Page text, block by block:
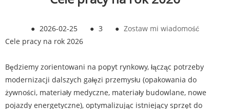
● 2026-02-25 ● 3 ● Zostaw mi wiadomość
Cele pracy na rok 2026
Będziemy zorientowani na popyt rynkowy, łącząc potrzeby
modernizacji dalszych gałęzi przemysłu (opakowania do
żywności, materiały medyczne, materiały budowlane, nowe
pojazdy energetyczne), optymalizując istniejący sprzęt do